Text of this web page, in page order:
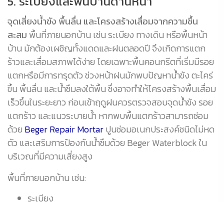
จุดเสี่ยงน้ำขัง พื้นลื่น และโครงสร้างเสื่อมจากความชื้น
สะสม พื้นที่ภายนอกบ้าน เช่น ระเบียง ทางเดิน หรือพื้นหน้า
บ้าน มักต้องเผชิญทั้งแดดและฝนตลอดปี จึงเกิดการแตก
ร้าวและเสื่อมสภาพได้ง่าย โดยเฉพาะพื้นคอนกรีตที่เริ่มมีรอย
แตกหรือมีการทรุดตัว ช่วงหน้าฝนมักพบปัญหาน้ำขัง ตะไคร่
ขึ้น พื้นลื่น และน้ำซึมลงใต้พื้น ซึ่งอาจทำให้โครงสร้างพื้นเสื่อม
เร็วขึ้นในระยะยาว ก่อนเข้าฤดูฝนควรตรวจสอบจุดน้ำขัง รอย
แตกร้าว และแนวระบายน้ำ หากพบพื้นแตกร้าวสามารถซ่อม
ด้วย Beger Repair Mortarปูนซ่อมอเนกประสงค์ชนิดไม่หด
ตัว และเสริมการป้องกันน้ำซึมด้วย Beger Waterblock ใน
บริเวณที่มีความเสี่ยงสูง
พื้นที่ภายนอกบ้าน เช่น:
ระเบียง